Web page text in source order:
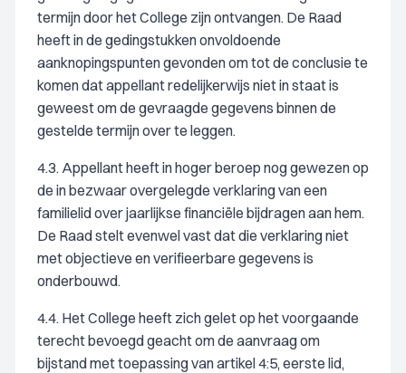
termijn door het College zijn ontvangen. De Raad
heeft in de gedingstukken onvoldoende
aanknopingspunten gevonden om tot de conclusie te
komen dat appellant redelijkerwijs niet in staat is
geweest om de gevraagde gegevens binnen de
gestelde termijn over te leggen.
4.3. Appellant heeft in hoger beroep nog gewezen op
de in bezwaar overgelegde verklaring van een
familielid over jaarlijkse financiële bijdragen aan hem.
De Raad stelt evenwel vast dat die verklaring niet
met objectieve en verifieerbare gegevens is
onderbouwd.
4.4. Het College heeft zich gelet op het voorgaande
terecht bevoegd geacht om de aanvraag om
bijstand met toepassing van artikel 4:5, eerste lid,